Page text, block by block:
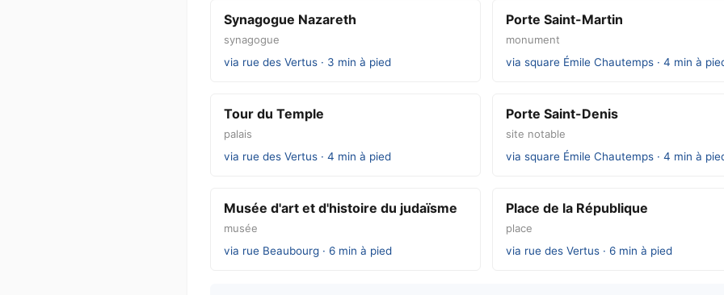
Synagogue Nazareth
synagogue
via rue des Vertus · 3 min à pied
Porte Saint-Martin
monument
via square Émile Chautemps · 4 min à
Tour du Temple
palais
via rue des Vertus · 4 min à pied
Porte Saint-Denis
site notable
via square Émile Chautemps · 4 min à
Musée d'art et d'histoire du judaïsme
musée
via rue Beaubourg · 6 min à pied
Place de la République
place
via rue des Vertus · 6 min à pied